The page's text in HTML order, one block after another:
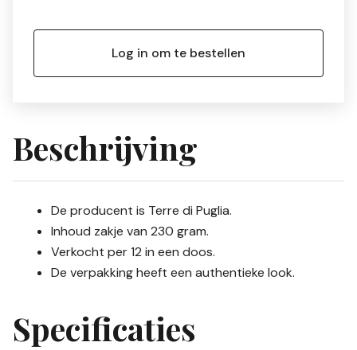
Log in om te bestellen
Beschrijving
De producent is Terre di Puglia.
Inhoud zakje van 230 gram.
Verkocht per 12 in een doos.
De verpakking heeft een authentieke look.
Specificaties